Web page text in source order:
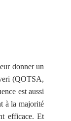
donner un
(QOTSA,
est aussi
à la majorité
efficace. Et